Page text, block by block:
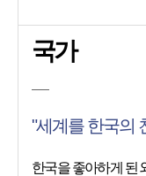
국가
"세계를 한국의
한국을 좋아하게 된